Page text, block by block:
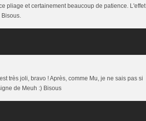
pliage et certainement beaucoup de patience. L'effet
Bisous.
très joli, bravo ! Après, comme Mu, je ne sais pas si
de Meuh :) Bisous